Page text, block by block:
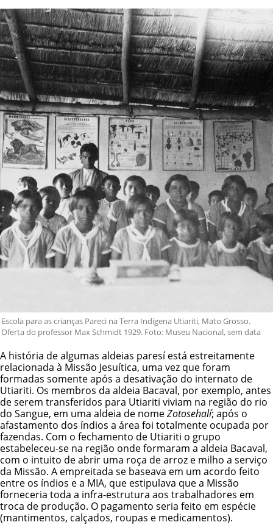
Escola para as crianças Pareci na Terra Indígena Utiariti, Mato Grosso.
Oferta do professor Max Schmidt 1929. Foto: Museu Nacional, sem data
A história de algumas aldeias paresí está estreitamente
relacionada à Missão Jesuítica, uma vez que foram
formadas somente após a desativação do internato de
Utiariti. Os membros da aldeia Bacaval, por exemplo, antes
de serem transferidos para Utiariti viviam na região do rio
do Sangue, em uma aldeia de nomeZotosehalí; após o
afastamento dos índios a área foi totalmente ocupada por
fazendas. Com o fechamento de Utiariti o grupo
estabeleceu-se na região onde formaram a aldeia Bacaval,
com o intuito de abrir uma roça de arroz e milho a serviço
da Missão. A empreitada se baseava em um acordo feito
entre os índios e a MIA, que estipulava que a Missão
forneceria toda a infra-estrutura aos trabalhadores em
troca de produção. O pagamento seria feito em espécie
(mantimentos, calçados, roupas e medicamentos).